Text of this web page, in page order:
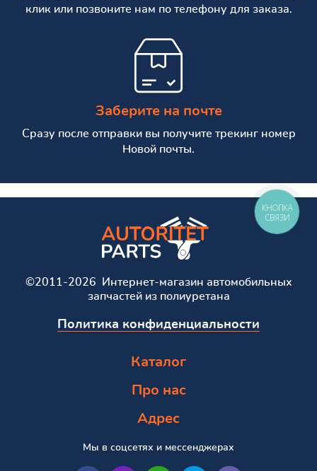
клик или позвоните нам по телефону для заказа.
Заберите на почте
Сразу после отправки вы получите трекинг номер
Новой почты.
©2011-2026 Интернет-магазин автомобильных
запчастей из полиуретана
Политика конфиденциальности
Каталог
Про нас
Адрес
Мы в соцсетях и мессенджерах
КНОПКА
СВЯЗИ